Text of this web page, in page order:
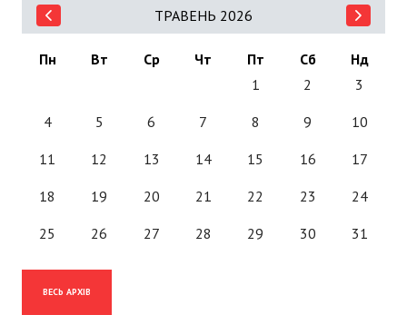
ТРАВЕНЬ 2026
Пн Вт Ср Чт Пт Сб
Нд
1
2 3
4 5 6 7 8 9 10
11 12 13 14 15 16 17
18 19 20 21 22 23 24
25 26 27 28 29 30 31
ВЕСЬ АРХІВ